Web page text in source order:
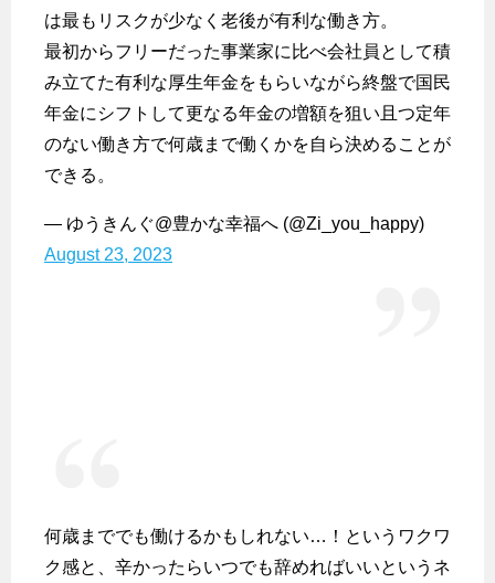
は最もリスクが少なく老後が有利な働き方。
最初からフリーだった事業家に比べ会社員として積
み立てた有利な厚生年金をもらいながら終盤で国民
年金にシフトして更なる年金の増額を狙い且つ定年
のない働き方で何歳まで働くかを自ら決めることが
できる。
— ゆうきんぐ@豊かな幸福へ (@Zi_you_happy)
August 23, 2023
何歳まででも働けるかもしれない…！というワクワ
ク感と、辛かったらいつでも辞めればいいというネ